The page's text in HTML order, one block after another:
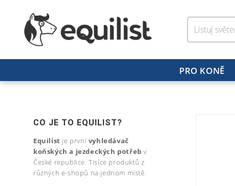
PRO KONĚ
CO JE TO EQUILIST?
Equilist je první vyhledávač
koňských a jezdeckých potřeb v
České republice. Tisíce produktů z
různých e-shopů na jednom místě.